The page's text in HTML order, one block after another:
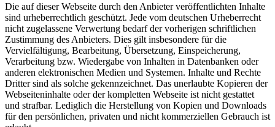
Die auf dieser Webseite durch den Anbieter veröffentlichten Inhalte
sind urheberrechtlich geschützt. Jede vom deutschen Urheberrecht
nicht zugelassene Verwertung bedarf der vorherigen schriftlichen
Zustimmung des Anbieters. Dies gilt insbesondere für die
Vervielfältigung, Bearbeitung, Übersetzung, Einspeicherung,
Verarbeitung bzw. Wiedergabe von Inhalten in Datenbanken oder
anderen elektronischen Medien und Systemen. Inhalte und Rechte
Dritter sind als solche gekennzeichnet. Das unerlaubte Kopieren der
Webseiteninhalte oder der kompletten Webseite ist nicht gestattet
und strafbar. Lediglich die Herstellung von Kopien und Downloads
für den persönlichen, privaten und nicht kommerziellen Gebrauch ist